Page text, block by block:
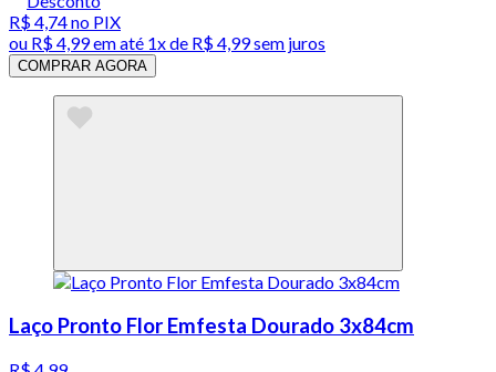
R$ 4,74no PIX
ou R$ 4,99em até 1x de R$ 4,99sem juros
COMPRAR AGORA
Laço Pronto Flor Emfesta Dourado 3x84cm